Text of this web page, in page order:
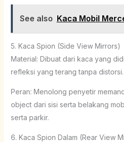
See also Kaca Mobil
5. Kaca Spion (Side View Mirrors)
Material: Dibuat dari kaca yang
refleksi yang terang tanpa distorsi.
Peran: Menolong penyetir
object dari sisi serta belakang
serta parkir.
6. Kaca Spion Dalam (Rear View